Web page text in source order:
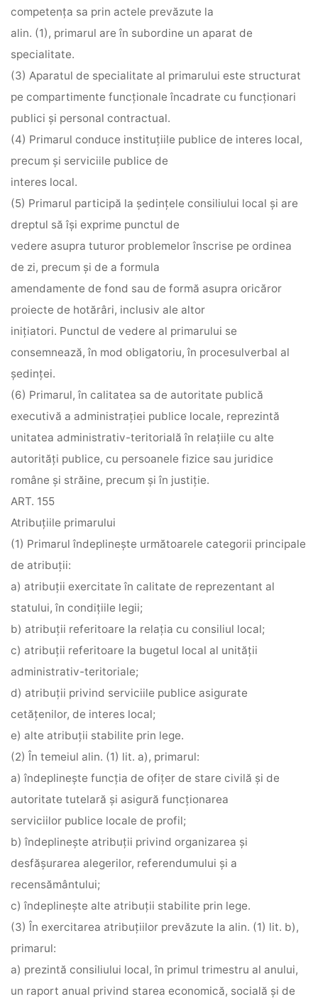
competenţa sa prin actele prevăzute la
alin. (1), primarul are în subordine un aparat de
specialitate.
(3) Aparatul de specialitate al primarului este structurat
pe compartimente funcţionale încadrate cu funcţionari
publici şi personal contractual.
(4) Primarul conduce instituţiile publice de interes local,
precum şi serviciile publice de
interes local.
(5) Primarul participă la şedinţele consiliului local şi are
dreptul să îşi exprime punctul de
vedere asupra tuturor problemelor înscrise pe ordinea
de zi, precum şi de a formula
amendamente de fond sau de formă asupra oricăror
proiecte de hotărâri, inclusiv ale altor
iniţiatori. Punctul de vedere al primarului se
consemnează, în mod obligatoriu, în procesulverbal al
şedinţei.
(6) Primarul, în calitatea sa de autoritate publică
executivă a administraţiei publice locale, reprezintă
unitatea administrativ-teritorială în relaţiile cu alte
autorităţi publice, cu persoanele fizice sau juridice
române şi străine, precum şi în justiţie.
ART. 155
Atribuţiile primarului
(1) Primarul îndeplineşte următoarele categorii principale
de atribuţii:
a) atribuţii exercitate în calitate de reprezentant al
statului, în condiţiile legii;
b) atribuţii referitoare la relaţia cu consiliul local;
c) atribuţii referitoare la bugetul local al unităţii
administrativ-teritoriale;
d) atribuţii privind serviciile publice asigurate
cetăţenilor, de interes local;
e) alte atribuţii stabilite prin lege.
(2) În temeiul alin. (1) lit. a), primarul:
a) îndeplineşte funcţia de ofiţer de stare civilă şi de
autoritate tutelară şi asigură funcţionarea
serviciilor publice locale de profil;
b) îndeplineşte atribuţii privind organizarea şi
desfăşurarea alegerilor, referendumului şi a
recensământului;
c) îndeplineşte alte atribuţii stabilite prin lege.
(3) În exercitarea atribuţiilor prevăzute la alin. (1) lit. b),
primarul:
a) prezintă consiliului local, în primul trimestru al anului,
un raport anual privind starea economică, socială şi de